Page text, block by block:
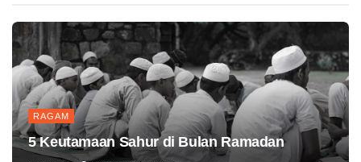
RAGAM
5 Keutamaan Sahur di Bulan Ramadan